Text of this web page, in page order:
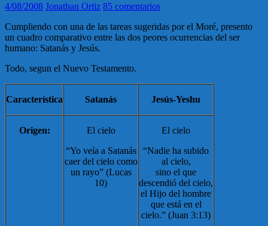
4/08/2008 Jonathan Ortiz 85 comentarios
Cumpliendo con una de las tareas sugeridas por el Moré, presento
un cuadro comparativo entre las dos peores ocurrencias del ser
humano: Satanás y Jesús.
Todo, segun el Nuevo Testamento.
Característica Satanás Jesús-Yeshu
Origen:
El cielo
“Yo veía a Satanás
caer del cielo como
un rayo” (Lucas
10)
El cielo
“Nadie ha subido
al cielo,
sino el que
descendió del cielo,
el Hijo del hombre
que está en el
cielo.” (Juan 3:13)